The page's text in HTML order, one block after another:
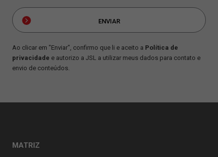
Ao clicar em "Enviar", confirmo que li e aceito a Política de
privacidade e autorizo a JSL a utilizar meus dados para contato e
envio de conteúdos.
MATRIZ